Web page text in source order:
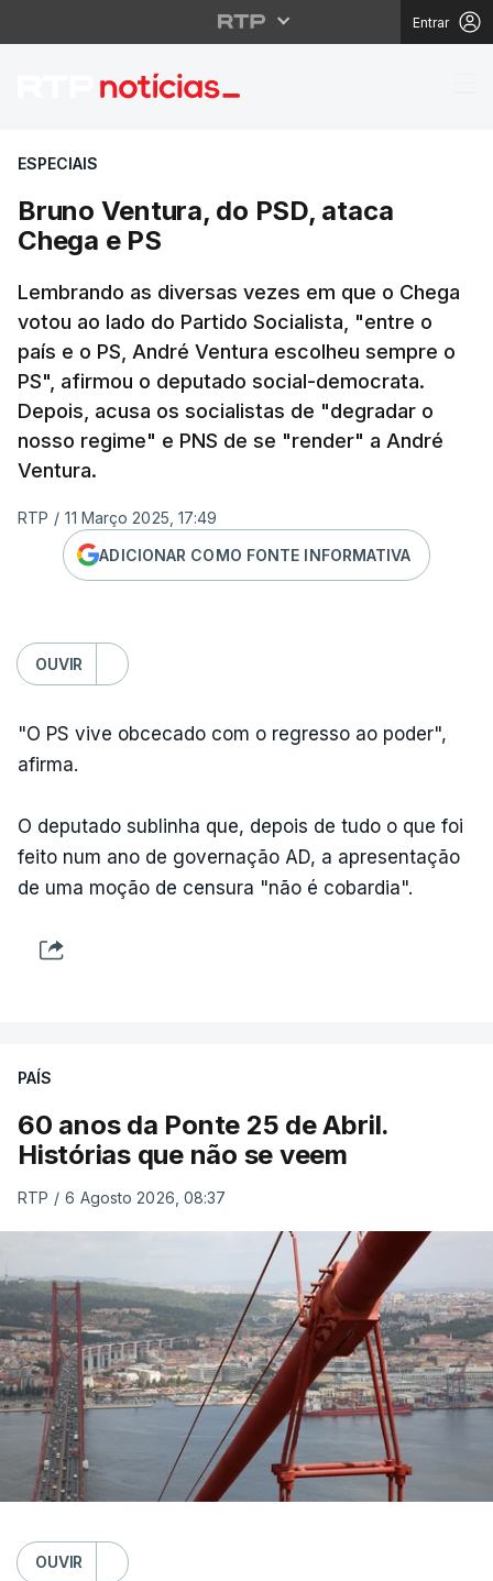
Entrar
Bruno Ventura, do
ESPECIAIS
Bruno Ventura, do PSD, ataca
Chega e PS
Lembrando as diversas vezes em que o Chega
votou ao lado do Partido Socialista, "entre o
país e o PS, André Ventura escolheu sempre o
PS", afirmou o deputado social-democrata.
Depois, acusa os socialistas de "degradar o
nosso regime" e PNS de se "render" a André
Ventura.
RTP / 11 Março 2025, 17:49
ADICIONAR COMO FONTE INFORMATIVA
OUVIR
"O PS vive obcecado com o regresso ao poder",
afirma.
O deputado sublinha que, depois de tudo o que foi
feito num ano de governação AD, a apresentação
de uma moção de censura "não é cobardia".
PAÍS
60 anos da Ponte 25 de Abril.
Histórias que não se veem
RTP / 6 Agosto 2026, 08:37
OUVIR